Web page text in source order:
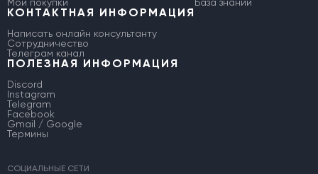
КОНТАКТНАЯ ИНФОРМАЦИЯ
Написать онлайн консультанту
Сотрудничество
Телеграм канал
ПОЛЕЗНАЯ ИНФОРМАЦИЯ
Discord
Instagram
Telegram
Facebook
Gmail / Google
Термины
СОЦИАЛЬНЫЕ СЕТИ